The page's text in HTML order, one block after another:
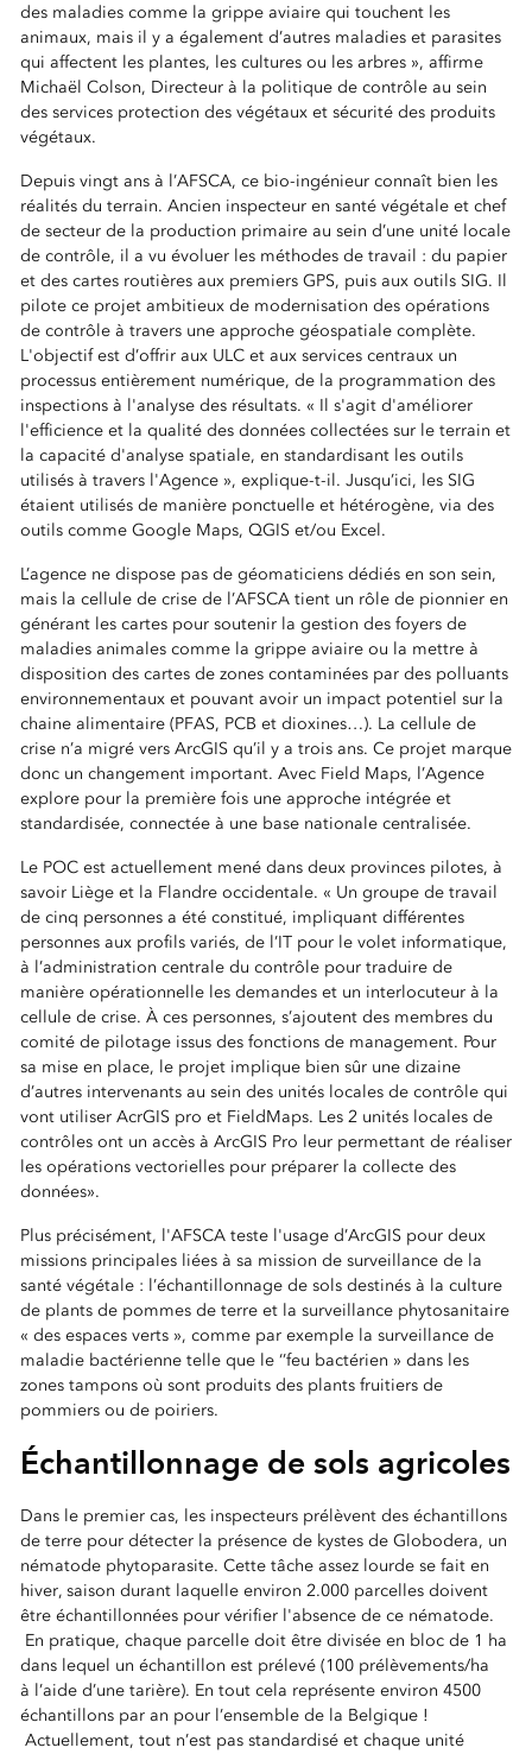
des maladies comme la grippe aviaire qui touchent les
animaux, mais il y a également d’autres maladies et parasites
qui affectent les plantes, les cultures ou les arbres », affirme
Michaël Colson, Directeur à la politique de contrôle au sein
des services protection des végétaux et sécurité des produits
végétaux.
Depuis vingt ans à l’AFSCA, ce bio-ingénieur connaît bien les
réalités du terrain. Ancien inspecteur en santé végétale et chef
de secteur de la production primaire au sein d’une unité locale
de contrôle, il a vu évoluer les méthodes de travail : du papier
et des cartes routières aux premiers GPS, puis aux outils SIG. Il
pilote ce projet ambitieux de modernisation des opérations
de contrôle à travers une approche géospatiale complète.
L'objectif est d’offrir aux ULC et aux services centraux un
processus entièrement numérique, de la programmation des
inspections à l'analyse des résultats. « Il s'agit d'améliorer
l'efficience et la qualité des données collectées sur le terrain et
la capacité d'analyse spatiale, en standardisant les outils
utilisés à travers l'Agence », explique-t-il. Jusqu’ici, les SIG
étaient utilisés de manière ponctuelle et hétérogène, via des
outils comme Google Maps, QGIS et/ou Excel.
L’agence ne dispose pas de géomaticiens dédiés en son sein,
mais la cellule de crise de l’AFSCA tient un rôle de pionnier en
générant les cartes pour soutenir la gestion des foyers de
maladies animales comme la grippe aviaire ou la mettre à
disposition des cartes de zones contaminées par des polluants
environnementaux et pouvant avoir un impact potentiel sur la
chaine alimentaire (PFAS, PCB et dioxines…). La cellule de
crise n’a migré vers ArcGIS qu’il y a trois ans. Ce projet marque
donc un changement important. Avec Field Maps, l’Agence
explore pour la première fois une approche intégrée et
standardisée, connectée à une base nationale centralisée.
Le POC est actuellement mené dans deux provinces pilotes, à
savoir Liège et la Flandre occidentale. « Un groupe de travail
de cinq personnes a été constitué, impliquant différentes
personnes aux profils variés, de l’IT pour le volet informatique,
à l’administration centrale du contrôle pour traduire de
manière opérationnelle les demandes et un interlocuteur à la
cellule de crise. À ces personnes, s’ajoutent des membres du
comité de pilotage issus des fonctions de management. Pour
sa mise en place, le projet implique bien sûr une dizaine
d’autres intervenants au sein des unités locales de contrôle qui
vont utiliser AcrGIS pro et FieldMaps. Les 2 unités locales de
contrôles ont un accès à ArcGIS Pro leur permettant de réaliser
les opérations vectorielles pour préparer la collecte des
données».
Plus précisément, l'AFSCA teste l'usage d’ArcGIS pour deux
missions principales liées à sa mission de surveillance de la
santé végétale : l’échantillonnage de sols destinés à la culture
de plants de pommes de terre et la surveillance phytosanitaire
« des espaces verts », comme par exemple la surveillance de
maladie bactérienne telle que le ‘’feu bactérien » dans les
zones tampons où sont produits des plants fruitiers de
pommiers ou de poiriers.
Échantillonnage de sols agricoles
Dans le premier cas, les inspecteurs prélèvent des échantillons
de terre pour détecter la présence de kystes de Globodera, un
nématode phytoparasite. Cette tâche assez lourde se fait en
hiver, saison durant laquelle environ 2.000 parcelles doivent
être échantillonnées pour vérifier l'absence de ce nématode.
En pratique, chaque parcelle doit être divisée en bloc de 1 ha
dans lequel un échantillon est prélevé (100 prélèvements/ha
à l’aide d’une tarière). En tout cela représente environ 4500
échantillons par an pour l’ensemble de la Belgique !
Actuellement, tout n’est pas standardisé et chaque unité